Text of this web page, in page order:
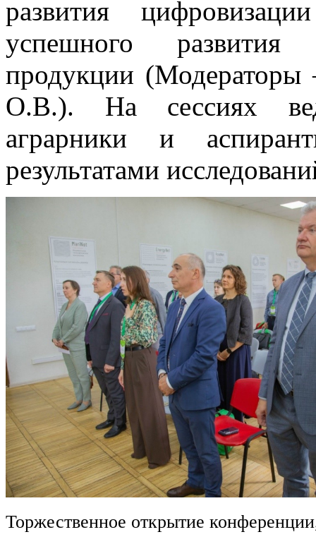
развития
успешного развития
продукции
О.В.). На сессиях
аграрники и
результатами
Торжественное открытие